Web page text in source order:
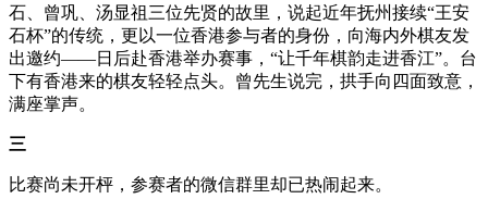
石、曾巩、汤显祖三位先贤的故里，说起近年抚州接续“王安
石杯”的传统，更以一位香港参与者的身份，向海内外棋友发
出邀约——日后赴香港举办赛事，“让千年棋韵走进香江”。台
下有香港来的棋友轻轻点头。曾先生说完，拱手向四面致意，
满座掌声。
三
比赛尚未开枰，参赛者的微信群里却已热闹起来。